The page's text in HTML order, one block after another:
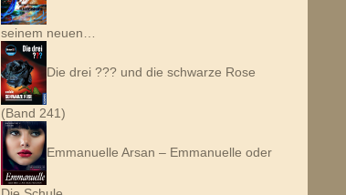
seinem neuen…
Die drei ??? und die schwarze Rose
(Band 241)
Emmanuelle Arsan – Emmanuelle oder